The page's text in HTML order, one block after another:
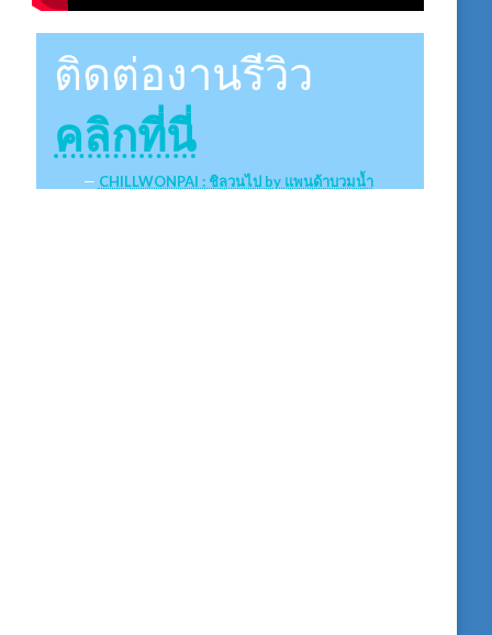
ติดต่องานรีวิว
คลิกที่นี่
CHILLWONPAI : ชิลวนไป by แพนด้าบวมน้ำ